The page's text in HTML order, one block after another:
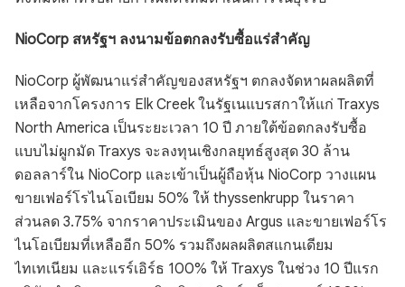
NioCorp สหรัฐฯ ลงนามข้อตกลงรับซื้อแร่สำคัญ
NioCorp ผู้พัฒนาแร่สำคัญของสหรัฐฯ ตกลงจัดหาผลผลิตที่
เหลือจากโครงการ Elk Creek ในรัฐเนแบรสกาให้แก่ Traxys
North America เป็นระยะเวลา 10 ปี ภายใต้ข้อตกลงรับซื้อ
แบบไม่ผูกมัด Traxys จะลงทุนเชิงกลยุทธ์สูงสุด 30 ล้าน
ดอลลาร์ใน NioCorp และเข้าเป็นผู้ถือหุ้น NioCorp วางแผน
ขายเฟอร์โรไนโอเบียม 50% ให้ thyssenkrupp ในราคา
ส่วนลด 3.75% จากราคาประเมินของ Argus และขายเฟอร์โร
ไนโอเบียมที่เหลืออีก 50% รวมถึงผลผลิตสแกนเดียม
ไทเทเนียม และแรร์เอิร์ธ 100% ให้ Traxys ในช่วง 10 ปีแรก